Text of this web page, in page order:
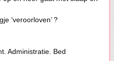
‘veroorloven’ ?
Administratie. Bed